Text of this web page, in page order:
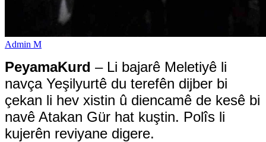
Admin M
PeyamaKurd – Li bajarê Meletiyê li
navça Yeşilyurtê du terefên dijber bi
çekan li hev xistin û diencamê de kesê bi
navê Atakan Gür hat kuştin. Polîs li
kujerên reviyane digere.